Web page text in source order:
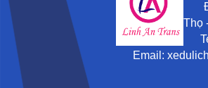
Thọ
Email: